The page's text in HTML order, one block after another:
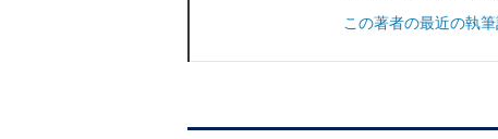
この著者の最近の執